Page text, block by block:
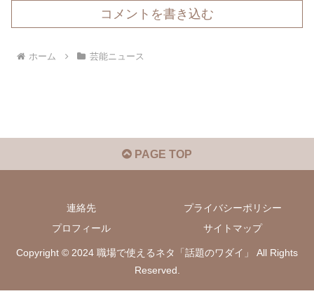
コメントを書き込む
ホーム 芸能ニュース
PAGE TOP
連絡先
プライバシーポリシー
プロフィール
サイトマップ
Copyright © 2024 職場で使えるネタ「話題のワダイ」 All Rights
Reserved.